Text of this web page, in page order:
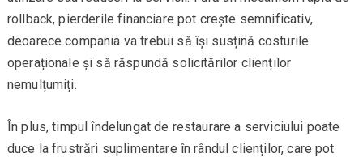
rollback, pierderile financiare pot crește semnificativ,
deoarece compania va trebui să își susțină costurile
operaționale și să răspundă solicitărilor clienților
nemulțumiți.
În plus, timpul îndelungat de restaurare a serviciului poate
duce la frustrări suplimentare în rândul clienților, care pot